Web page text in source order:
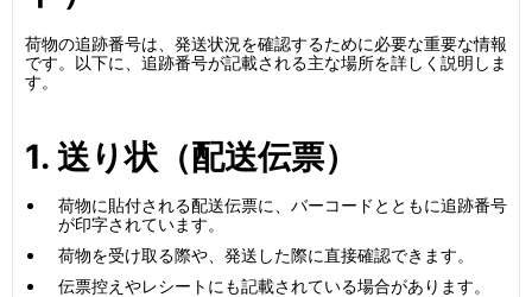
荷物の追跡番号は、発送状況を確認するために必要な重要な情報
です。以下に、追跡番号が記載される主な場所を詳しく説明しま
す。
1. 送り状（配送伝票）
荷物に貼付される配送伝票に、バーコードとともに追跡番号
が印字されています。
荷物を受け取る際や、発送した際に直接確認できます。
伝票控えやレシートにも記載されている場合があります。